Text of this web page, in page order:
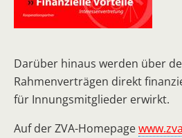
Darüber hinaus werden über
Rahmenverträgen direkt
für Innungsmitglieder erwirkt.
Auf der ZVA-Homepage